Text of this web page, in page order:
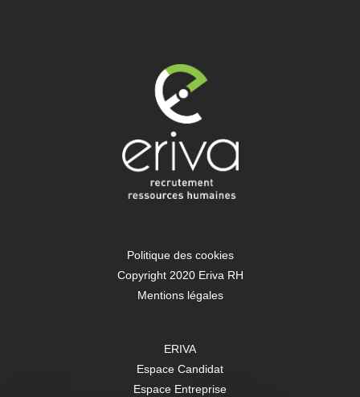
Politique des cookies
Copyright 2020 Eriva RH
Mentions légales
ERIVA
Espace Candidat
Espace Entreprise